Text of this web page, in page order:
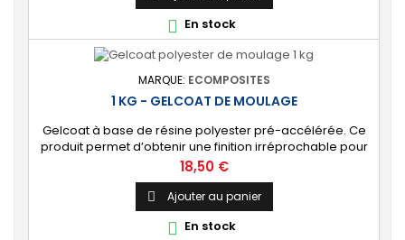
qui protège durablement la surface visible de votre
stratification...
 En stock
MARQUE: ECOMPOSITES
1 KG - GELCOAT DE MOULAGE
Gelcoat à base de résine polyester pré-accélérée. Ce
produit permet d’obtenir une finition irréprochable pour
tout projet de fabrication de pièces composites en
moule : élément de carrosserie ou d’un bateau,
panneau plat, mobilier, objet d’art, etc. Couleur au choix.
🔝 [Finition de qualité] Fournit un revêtement à l’aspect
de surface parfaitement lisse,...
Prix
18,50 €
 Ajouter au panier
 En stock